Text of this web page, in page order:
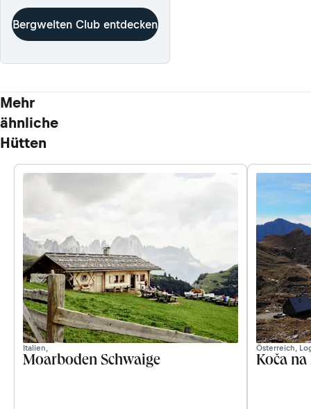
Bergwelten Club entdecken
Mehr
ähnliche
Hütten
Italien,
Moarboden Schwaige
Österreich,
Koča